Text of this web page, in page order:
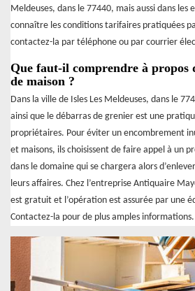
Meldeuses, dans le 77440, mais aussi dans les
connaître les conditions tarifaires pratiquées
contactez-la par téléphone ou par courrier
Que faut-il comprendre à propos
de maison ?
Dans la ville de Isles Les Meldeuses, dans le
ainsi que le débarras de grenier est une
propriétaires. Pour éviter un encombrement
et maisons, ils choisissent de faire appel à un
dans le domaine qui se chargera alors
leurs affaires. Chez l’entreprise Antiquaire
est gratuit et l’opération est assurée par une
Contactez-la pour de plus amples informations.